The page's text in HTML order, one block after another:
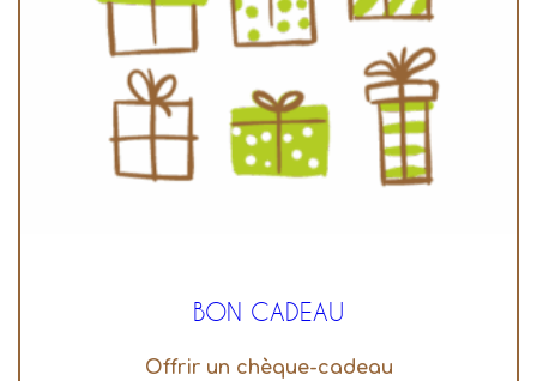
BON CADEAU
Offrir un chèque-cadeau